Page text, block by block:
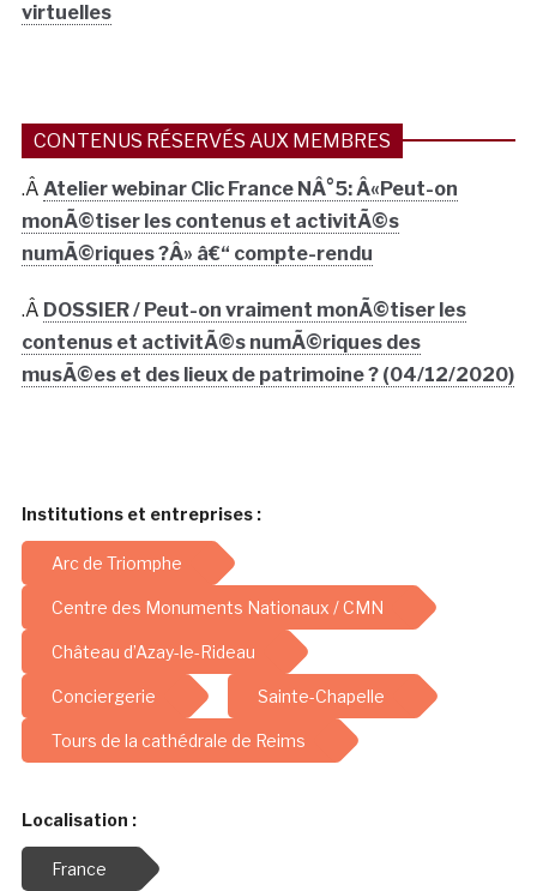
virtuelles
CONTENUS RÉSERVÉS AUX MEMBRES
.Â Atelier webinar Clic France NÂ°5: Â«Peut-on
monÃ©tiser les contenus et activitÃ©s
numÃ©riques ?Â» â€“ compte-rendu
.Â DOSSIER / Peut-on vraiment monÃ©tiser les
contenus et activitÃ©s numÃ©riques des
musÃ©es et des lieux de patrimoine ? (04/12/2020)
Institutions et entreprises :
Arc de Triomphe
Centre des Monuments Nationaux / CMN
Château d’Azay-le-Rideau
Conciergerie Sainte-Chapelle
Tours de la cathédrale de Reims
Localisation :
France